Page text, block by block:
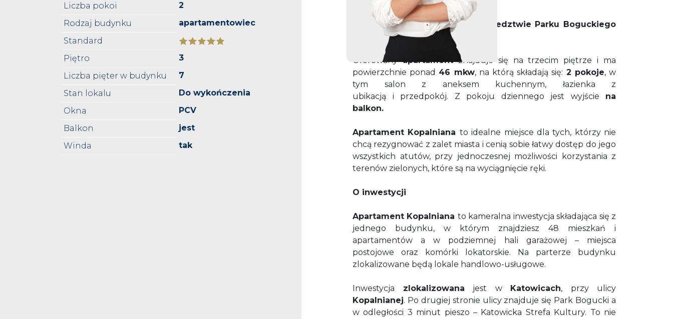
Liczba pokoi
2
Rodzaj budynku
apartamentowiec
Standard
Piętro
3
Liczba pięter w budynku
7
Stan lokalu
Do wykończenia
Okna
PCV
Balkon
jest
Winda
tak
Apartament Kopalniana – w sąsiedztwie Parku Boguckiego
oraz Strefy Kultury
Oferowanyapartamentznajduje się na trzecim piętrze i ma
powierzchnie ponad 46 mkw, na którą składają się: 2 pokoje, w
tym salon z aneksem kuchennym, łazienka z
ubikacją i przedpokój. Z pokoju dziennego jest wyjście na
balkon.
Apartament Kopalniana to idealne miejsce dla tych, którzy nie
chcą rezygnować z zalet miasta i cenią sobie łatwy dostęp do jego
wszystkich atutów, przy jednoczesnej możliwości korzystania z
terenów zielonych, które są na wyciągnięcie ręki.
O inwestycji
Apartament Kopalniana to kameralna inwestycja składająca się z
jednego budynku, w którym znajdziesz 48 mieszkań i
apartamentów a w podziemnej hali garażowej – miejsca
postojowe oraz komórki lokatorskie. Na parterze budynku
zlokalizowane będą lokale handlowo-usługowe.
Inwestycja zlokalizowana jest w Katowicach, przy ulicy
Kopalnianej. Po drugiej stronie ulicy znajduje się Park Bogucki a
w odległości 3 minut pieszo – Katowicka Strefa Kultury. To nie